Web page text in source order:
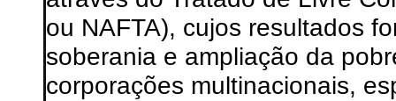
ou NAFTA), cujos resultados
soberania e ampliação da
corporações multinacionais,